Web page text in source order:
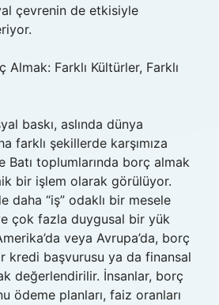
çevrenin de etkisiyle
Almak: Farklı Kültürler, Farklı
baskı, aslında dünya
farklı şekillerde karşımıza
Batı toplumlarında borç almak
bir işlem olarak görülüyor.
daha “iş” odaklı bir mesele
çok fazla duygusal bir yük
veya Avrupa’da, borç
kredi başvurusu ya da finansal
değerlendirilir. İnsanlar, borç
ödeme planları, faiz oranları